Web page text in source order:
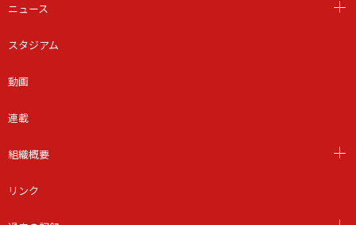
ニュース
スタジアム
動画
連載
組織概要
リンク